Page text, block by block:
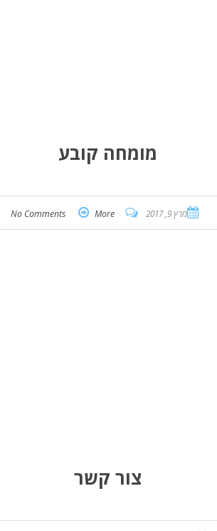
מומחה קובע
מרץ 9, 2017 No Comments More
צור קשר